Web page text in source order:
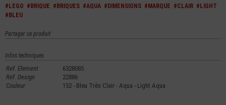
#LEGO #BRIQUE #BRIQUES #AQUA #DIMENSIONS #MARQUE #CLAIR #LIGHT
#BLEU
Partager ce produit
Infos techniques
Ref. Element
6328085
Ref. Design
22886
Couleur
152 - Bleu Très Clair - Aqua - Light Aqua